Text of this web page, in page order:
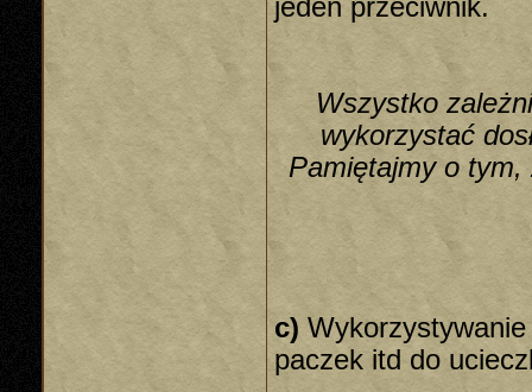
jeden przeciwnik.
Wszystko
wykorzystać
Pamiętajmy o
c)
paczek itd do